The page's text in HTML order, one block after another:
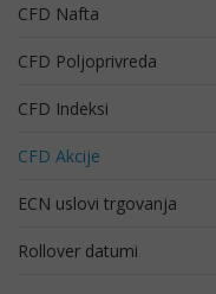
CFD Nafta
CFD Poljoprivreda
CFD Indeksi
CFD Akcije
ECN uslovi trgovanja
Rollover datumi